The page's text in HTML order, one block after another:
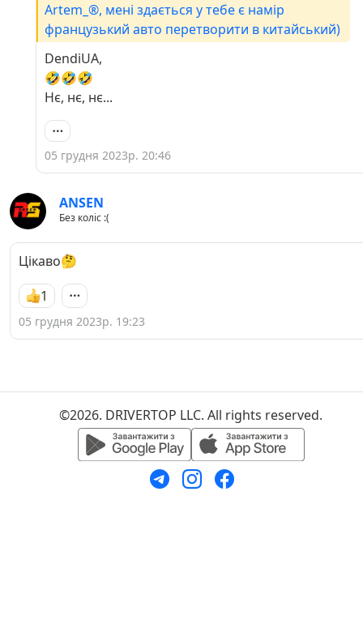
Artem_®, мені здається у тебе є намір
французький авто перетворити в китайський)
DendiUA,
🤣🤣🤣
Нє, нє, нє...
05 грудня 2023р. 20:46
ANSEN
Без коліс :(
Цікаво🤔
1
05 грудня 2023р. 19:23
©2026. DRIVERTOP LLC. All rights reserved.